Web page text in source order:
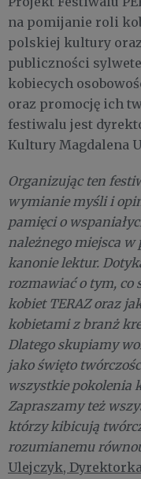
na pomijanie roli
polskiej kultury
publiczności
kobiecych
oraz promocję ich
festiwalu jest
Kultury Magdalena
Organizując ten
wymianie myśli i
pamięci o
należnego miejsca
kanonie lektur.
rozmawiać o tym, co
kobiet TERAZ oraz
kobietami z branż
Dlatego skupiamy
jako święto
wszystkie pokolenia
Zapraszamy też
którzy kibicują
rozumianemu
Ulejczyk,